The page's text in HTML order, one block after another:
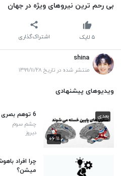
بی رحم ترین نیروهای ویژه در جهان
اشتراک‌گذاری ۵ لایک
shina
منتشر شده در تاریخ ۱۳۹۹/۱۱/۲۸
ویدیوهای پیشنهادی
۰۶:۱۱
بعدی 6 توهم بصری که نمی تونی نادیده بگیری
چشم سوم
دیروز
چرا افراد
میشن؟